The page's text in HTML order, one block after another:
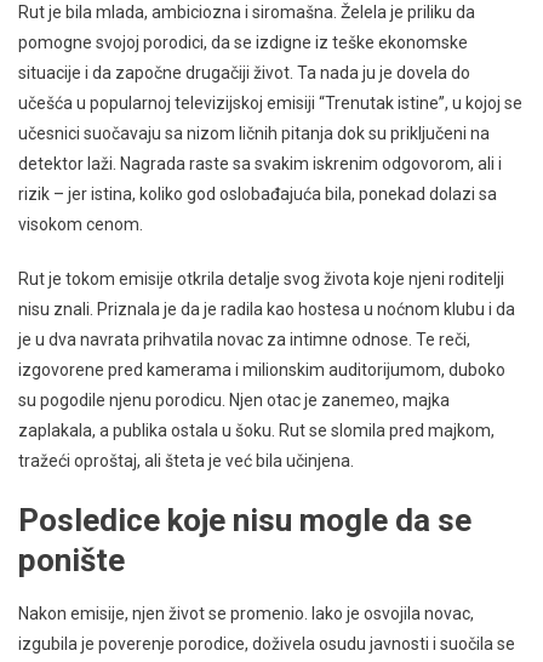
Rut je bila mlada, ambiciozna i siromašna. Želela je priliku da
pomogne svojoj porodici, da se izdigne iz teške ekonomske
situacije i da započne drugačiji život. Ta nada ju je dovela do
učešća u popularnoj televizijskoj emisiji “Trenutak istine”, u kojoj se
učesnici suočavaju sa nizom ličnih pitanja dok su priključeni na
detektor laži. Nagrada raste sa svakim iskrenim odgovorom, ali i
rizik – jer istina, koliko god oslobađajuća bila, ponekad dolazi sa
visokom cenom.
Rut je tokom emisije otkrila detalje svog života koje njeni roditelji
nisu znali. Priznala je da je radila kao hostesa u noćnom klubu i da
je u dva navrata prihvatila novac za intimne odnose. Te reči,
izgovorene pred kamerama i milionskim auditorijumom, duboko
su pogodile njenu porodicu. Njen otac je zanemeo, majka
zaplakala, a publika ostala u šoku. Rut se slomila pred majkom,
tražeći oproštaj, ali šteta je već bila učinjena.
Posledice koje nisu mogle da se
ponište
Nakon emisije, njen život se promenio. Iako je osvojila novac,
izgubila je poverenje porodice, doživela osudu javnosti i suočila se